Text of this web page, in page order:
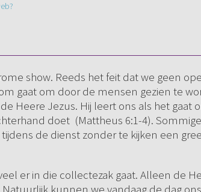
show. Reeds het feit dat we geen
gaat om door de mensen gezien te
Heere Jezus. Hij leert ons als het gaat
doet (Mattheus 6:1-4).
de dienst zonder te kijken een
er in die collectezak gaat. Alleen de